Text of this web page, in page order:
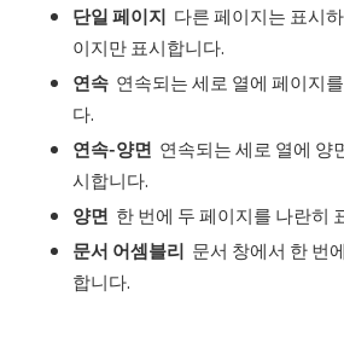
단일 페이지 다른 페이지는 표시
이지만 표시합니다.
연속 연속되는 세로 열에 페이지
다.
연속-양면 연속되는 세로 열에 양
시합니다.
양면 한 번에 두 페이지를 나란히
문서 어셈블리 문서 창에서 한 번
합니다.